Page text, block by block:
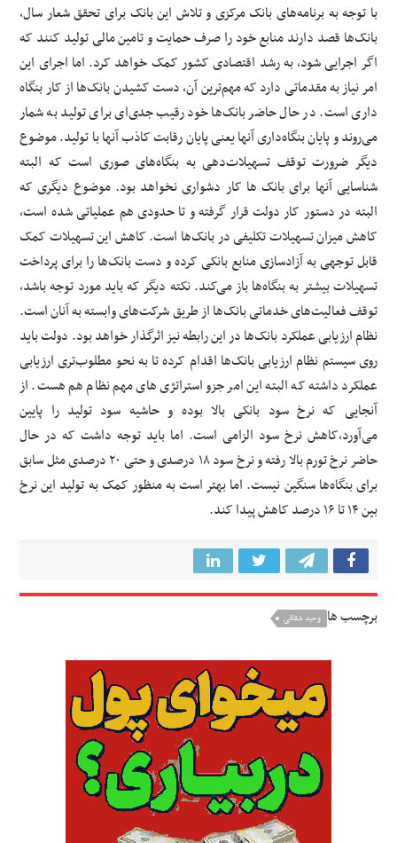
با توجه به برنامه‌های بانک مرکزی و تلاش این بانک برای تحقق شعار سال،
بانک‌ها قصد دارند منابع خود را صرف حمایت و تامین مالی تولید کنند که
اگر اجرایی شود، به رشد اقتصادی کشور کمک خواهد کرد. اما اجرای این
امر نیاز به مقدماتی دارد که مهم‌ترین آن، دست کشیدن بانک‌ها از کار بنگاه
داری است. در حال حاضر بانک‌ها خود رقیب جدی‌ای برای تولید به شمار
می‌روند و پایان بنگاه‌داری آنها یعنی پایان رقابت کاذب آنها با تولید. موضوع
دیگر ضرورت توقف تسهیلات‌دهی به بنگاه‌های صوری است که البته
شناسایی آنها برای بانک ها کار دشواری نخواهد بود. موضوع دیگری که
البته در دستور کار دولت قرار گرفته و تا حدودی هم عملیاتی شده است،
کاهش میزان تسهیلات تکلیفی در بانک‌ها است. کاهش این تسهیلات کمک
قابل توجهی به آزادسازی منابع بانکی کرده و دست بانک‌ها را برای پرداخت
تسهیلات بیشتر به بنگاه‌ها باز می‌کند. نکته دیگر که باید مورد توجه باشد،
توقف فعالیت‌های خدماتی بانک‌ها از طریق شرکت‌های وابسته به آنان است.
نظام ارزیابی عملکرد بانک‌ها در این رابطه نیز اثرگذار خواهد بود. دولت باید
روی سیستم نظام ارزیابی بانک‌ها اقدام کرده تا به نحو مطلوب‌تری ارزیابی
عملکرد داشته که البته این امر جزو استراتژی های مهم نظام هم هست. از
آنجایی که نرخ سود بانکی بالا بوده و حاشیه سود تولید را پایین
می‌آورد،کاهش نرخ سود الزامی است. اما باید توجه داشت که در حال
حاضر نرخ تورم بالا رفته و نرخ سود ۱۸ درصدی و حتی ۲۰ درصدی مثل سابق
برای بنگاه‌ها سنگین نیست. اما بهتر است به منظور کمک به تولید این نرخ
بین ۱۴ تا ۱۶ درصد کاهش پیدا کند.
برچسب ها وحید شقاقی